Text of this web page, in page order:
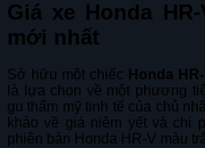
Giá xe Honda
mới nhất
Sở hữu một chiếc Honda
là lựa chọn về một phương
gu thẩm mỹ tinh tế của chủ
khảo về giá niêm yết và chi
phiên bản Honda HR-V màu